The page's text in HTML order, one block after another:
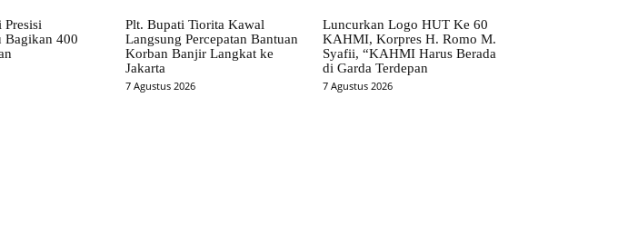
Presisi
Bagikan 400
Plt. Bupati Tiorita Kawal
Langsung Percepatan Bantuan
Korban Banjir Langkat ke
Jakarta
7 Agustus 2026
Luncurkan Logo HUT Ke 60
KAHMI, Korpres H. Romo M.
Syafii, “KAHMI Harus Berada
di Garda Terdepan
7 Agustus 2026